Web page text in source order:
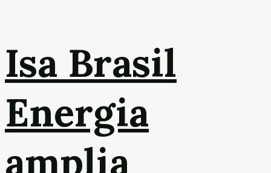
Isa Brasil
Energia
amplia